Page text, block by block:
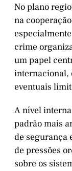
No plano
na
crime
um papel
internacional,
eventuais
A nível
padrão mais
de segurança
de pressões
sobre os